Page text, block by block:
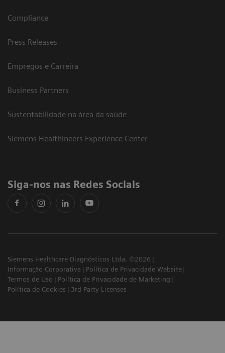
Compliance
Press Releases
Empregos e Carreira
Business Partners
Sustentabilidade na área da saúde
Siemens Healthineers Experience Center
Siga-nos nas Redes Sociais
Siemens Healthcare Diagnósticos Ltda. ©2026
Informação Corporativa
Política de Privacidade Website
Termos de Uso
Política de Privacidade de Marketing
Política de Cookies
3rd Party Licenses